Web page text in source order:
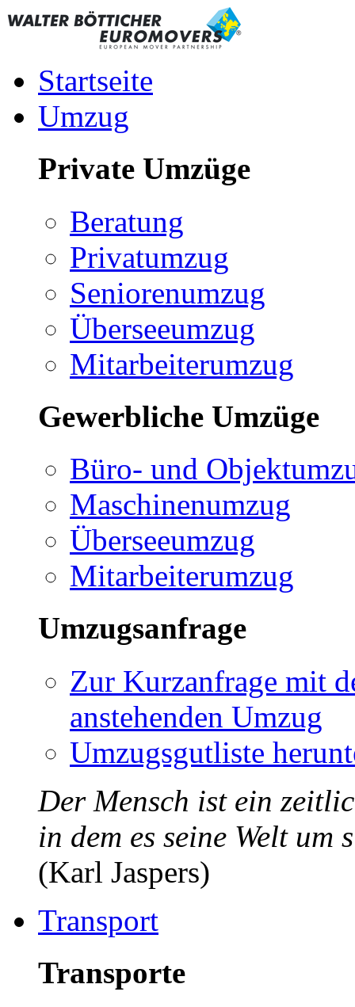
Startseite
Umzug
Private Umzüge
Beratung
Privatumzug
Seniorenumzug
Überseeumzug
Mitarbeiterumzug
Gewerbliche Umzüge
Büro- und
Maschinenumzug
Überseeumzug
Mitarbeiterumzug
Umzugsanfrage
Zur Kurzanfrage mit
anstehenden Umzug
Umzugsgutliste
Der Mensch ist ein
in dem es seine Welt um
(Karl Jaspers)
Transport
Transporte